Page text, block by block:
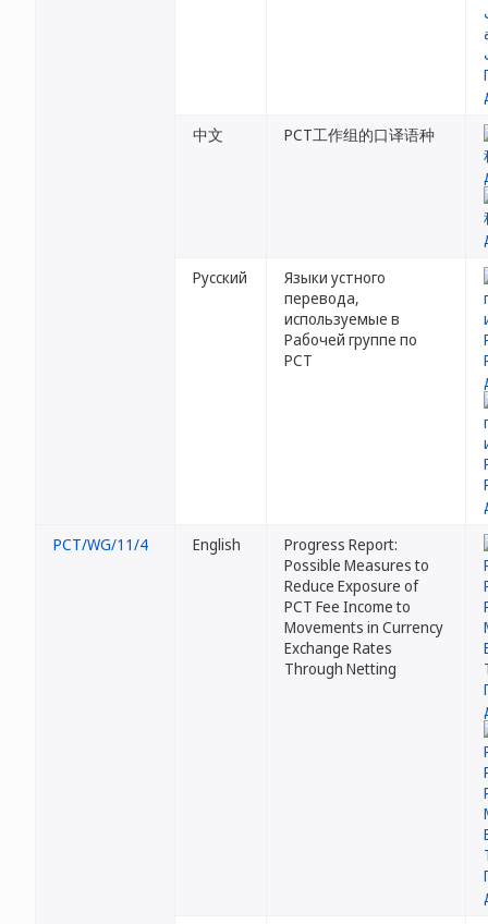
中文 PCT工作组的口译语种
Русский
Языки устного
перевода,
используемые в
Рабочей группе по
PCT
PCT/WG/11/4 English
Progress Report:
Possible Measures to
Reduce Exposure of
PCT Fee Income to
Movements in Currency
Exchange Rates
Through Netting